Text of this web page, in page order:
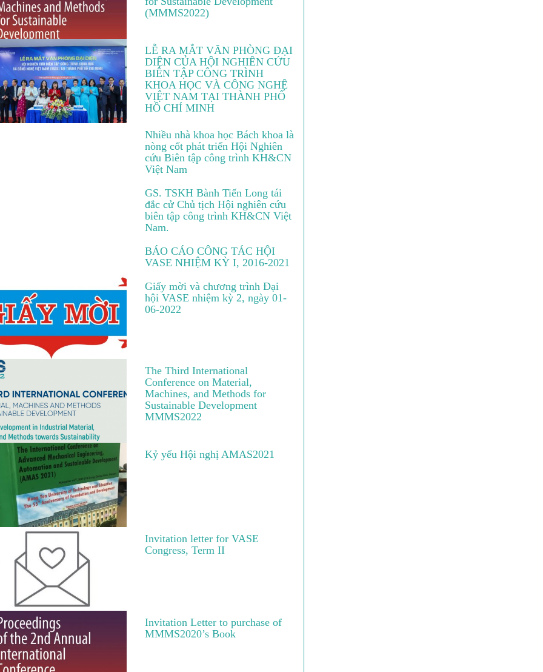
(MMMS2022)
LỄ RA MẮT VĂN PHÒNG ĐẠI
DIỆN CỦA HỘI NGHIÊN CỨU
BIÊN TẬP CÔNG TRÌNH
KHOA HỌC VÀ CÔNG NGHỆ
VIỆT NAM TẠI THÀNH PHỐ
HỒ CHÍ MINH
Nhiều nhà khoa học Bách khoa là
nòng cốt phát triển Hội Nghiên
cứu Biên tập công trình KH&CN
Việt Nam
GS. TSKH Bành Tiến Long tái
đắc cử Chủ tịch Hội nghiên cứu
biên tập công trình KH&CN Việt
Nam.
BÁO CÁO CÔNG TÁC HỘI
VASE NHIỆM KỲ I, 2016-2021
Giấy mời và chương trình Đại
hội VASE nhiệm kỳ 2, ngày 01-
06-2022
The Third International
Conference on Material,
Machines, and Methods for
Sustainable Development
MMMS2022
Kỷ yếu Hội nghị AMAS2021
Invitation letter for VASE
Congress, Term II
Invitation Letter to purchase of
MMMS2020’s Book